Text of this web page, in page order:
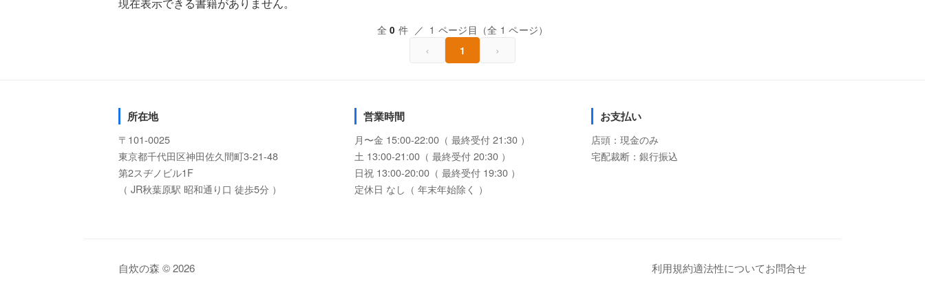
全0 件 ／ 1 ページ目（全 1 ページ）
‹ 1 ›
所在地
〒101-0025
東京都千代田区神田佐久間町3-21-48
第2スヂノビル1F
（ JR秋葉原駅 昭和通り口 徒歩5分 ）
営業時間
月〜金 15:00-22:00（ 最終受付 21:30 ）
土 13:00-21:00（ 最終受付 20:30 ）
日祝 13:00-20:00（ 最終受付 19:30 ）
定休日 なし（ 年末年始除く ）
お支払い
店頭：現金のみ
宅配裁断：銀行振込
自炊の森 © 2026 利用規約適法性についてお問合せ